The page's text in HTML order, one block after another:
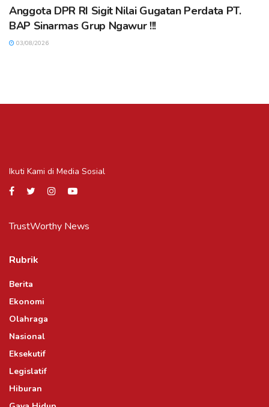
Anggota DPR RI Sigit Nilai Gugatan Perdata PT.
BAP Sinarmas Grup Ngawur !!!
03/08/2026
Ikuti Kami di Media Sosial
TrustWorthy News
Rubrik
Berita
Ekonomi
Olahraga
Nasional
Eksekutif
Legislatif
Hiburan